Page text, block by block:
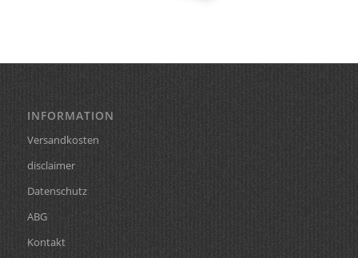
INFORMATION
Versandkosten
disclaimer
Datenschutz
ABG
Kontakt